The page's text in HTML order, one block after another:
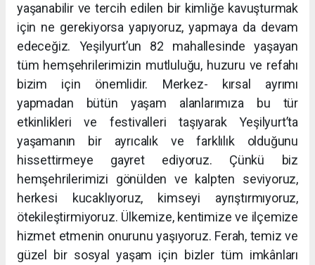
yaşanabilir ve tercih edilen bir kimliğe kavuşturmak
için ne gerekiyorsa yapıyoruz, yapmaya da devam
edeceğiz. Yeşilyurt’un 82 mahallesinde yaşayan
tüm hemşehrilerimizin mutluluğu, huzuru ve refahı
bizim için önemlidir. Merkez- kırsal ayrımı
yapmadan bütün yaşam alanlarımıza bu tür
etkinlikleri ve festivalleri taşıyarak Yeşilyurt’ta
yaşamanın bir ayrıcalık ve farklılık olduğunu
hissettirmeye gayret ediyoruz. Çünkü biz
hemşehrilerimizi gönülden ve kalpten seviyoruz,
herkesi kucaklıyoruz, kimseyi ayrıştırmıyoruz,
ötekileştirmiyoruz. Ülkemize, kentimize ve ilçemize
hizmet etmenin onurunu yaşıyoruz. Ferah, temiz ve
güzel bir sosyal yaşam için bizler tüm imkânları